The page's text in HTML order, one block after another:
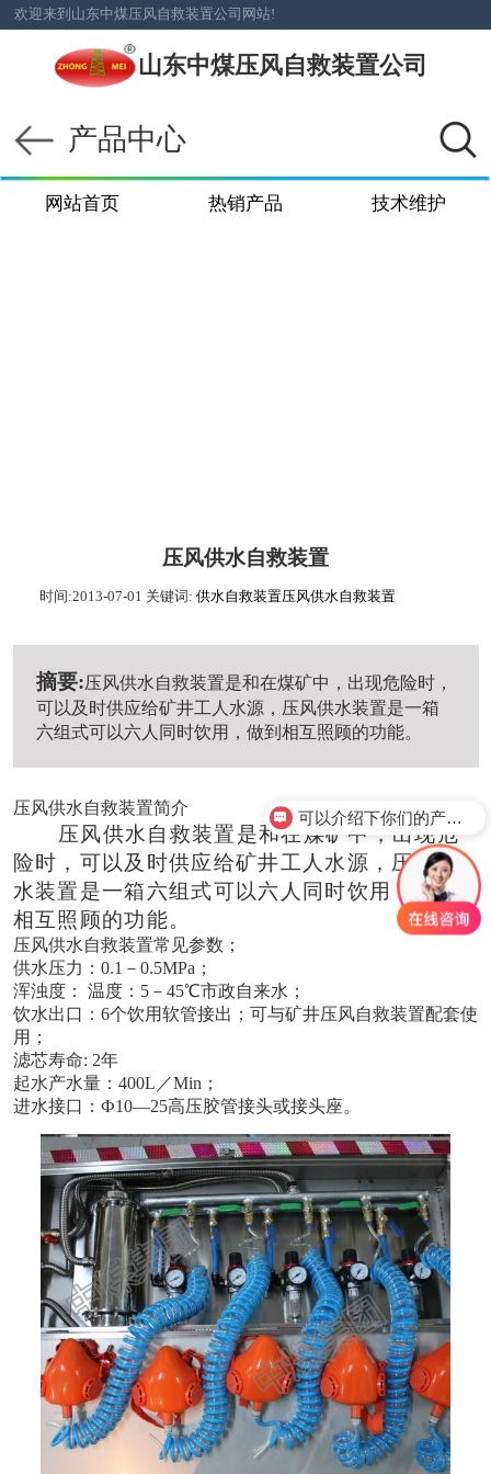
欢迎来到山东中煤压风自救装置公司网站!
山东中煤压风自救装置公司
产品中心
网站首页 热销产品 技术维护
压风供水自救装置
时间:2013-07-01 关键词: 供水自救装置压风供水自救装置
摘要:压风供水自救装置是和在煤矿中，出现危险时，
可以及时供应给矿井工人水源，压风供水装置是一箱
六组式可以六人同时饮用，做到相互照顾的功能。
压风供水自救装置简介
压风供水自救装置是和在煤矿中，出现危
险时，可以及时供应给矿井工人水源，压风供
水装置是一箱六组式可以六人同时饮用，做到
相互照顾的功能。
压风供水自救装置常见参数；
供水压力：0.1－0.5MPa；
浑浊度： 温度：5－45℃市政自来水；
饮水出口：6个饮用软管接出；可与矿井压风自救装置配套使
用；
滤芯寿命: 2年
起水产水量：400L／Min；
进水接口：Ф10—25高压胶管接头或接头座。
可以介绍下你们的产品么？